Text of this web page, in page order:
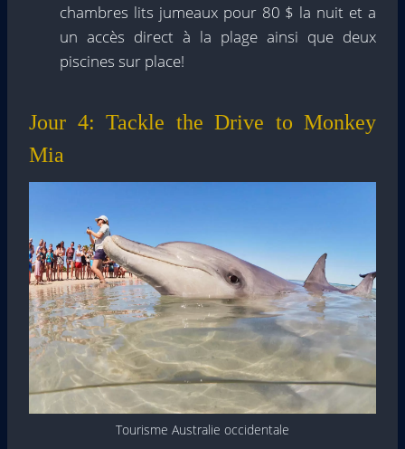
chambres lits jumeaux pour 80 $ la nuit et a
un accès direct à la plage ainsi que deux
piscines sur place!
Jour 4: Tackle the Drive to Monkey
Mia
Tourisme Australie occidentale